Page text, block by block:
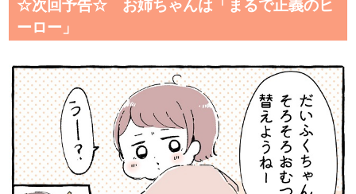
☆次回予告☆ お姉ちゃんは「まるで正義のヒ
ーロー」